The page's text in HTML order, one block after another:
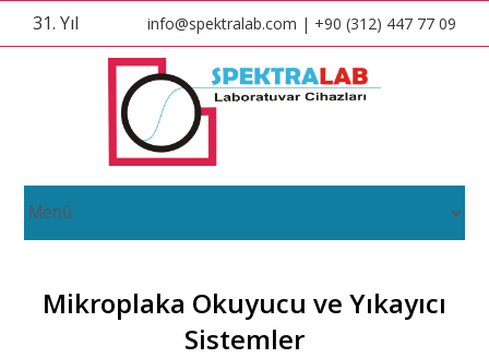
31. Yıl info@spektralab.com | +90 (312) 447 77 09
Mikroplaka Okuyucu ve Yıkayıcı
Sistemler